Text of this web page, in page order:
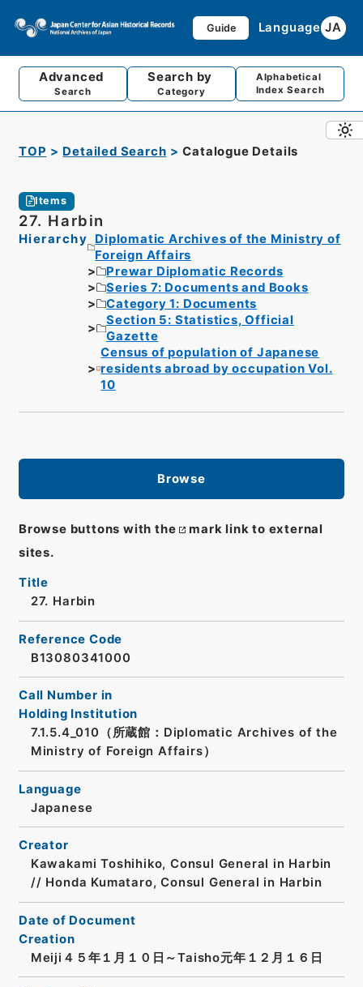
Guide Language JA
Advanced
Search
Search by
Category
Alphabetical
Index Search
TOP Detailed Search Catalogue Details
Items
27. Harbin
Hierarchy
Diplomatic Archives of the Ministry of
Foreign Affairs
Prewar Diplomatic Records
Series 7: Documents and Books
Category 1: Documents
Section 5: Statistics, Official
Gazette
Census of population of Japanese
residents abroad by occupation Vol.
10
Browse
Browse buttons with the
mark link to external
sites.
Title
27. Harbin
Reference Code
B13080341000
Call Number in
Holding Institution
7.1.5.4_010（所蔵館：Diplomatic Archives of the
Ministry of Foreign Affairs）
Language
Japanese
Creator
Kawakami Toshihiko, Consul General in Harbin
// Honda Kumataro, Consul General in Harbin
Date of Document
Creation
Meiji４５年１月１０日～Taisho元年１２月１６日